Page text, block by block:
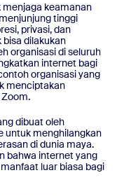
menjaga keamanan
tinggi
privasi, dan
dilakukan
organisasi di seluruh
internet bagi
organisasi yang
menciptakan
dibuat oleh
untuk menghilangkan
di dunia maya.
bahwa internet yang
luar biasa bagi